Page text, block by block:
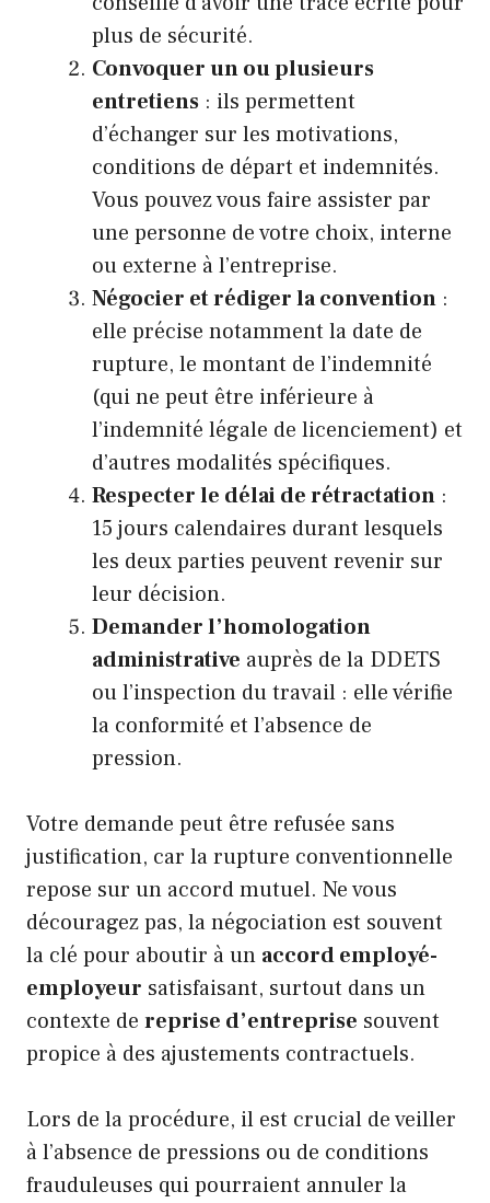
plus de sécurité.
Convoquer un ou plusieurs
entretiens : ils permettent
d’échanger sur les motivations,
conditions de départ et indemnités.
Vous pouvez vous faire assister par
une personne de votre choix, interne
ou externe à l’entreprise.
Négocier et rédiger la convention :
elle précise notamment la date de
rupture, le montant de l’indemnité
(qui ne peut être inférieure à
l’indemnité légale de licenciement) et
d’autres modalités spécifiques.
Respecter le délai de rétractation :
15 jours calendaires durant lesquels
les deux parties peuvent revenir sur
leur décision.
Demander l’homologation
administrative auprès de la DDETS
ou l’inspection du travail : elle vérifie
la conformité et l’absence de
pression.
Votre demande peut être refusée sans
justification, car la rupture conventionnelle
repose sur un accord mutuel. Ne vous
découragez pas, la négociation est souvent
la clé pour aboutir à un accord employé-
employeur satisfaisant, surtout dans un
contexte de reprise d’entreprise souvent
propice à des ajustements contractuels.
Lors de la procédure, il est crucial de veiller
à l’absence de pressions ou de conditions
frauduleuses qui pourraient annuler la